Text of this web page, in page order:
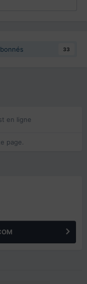
33
en ligne
page.